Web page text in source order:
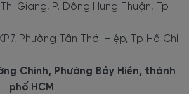
Giang, P. Đông Hưng Thuận, Tp
Phường Tân Thới Hiệp, Tp Hồ Chí
Chinh, Phường Bảy Hiền, thành
phố HCM